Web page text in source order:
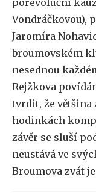
Vondráčkovou),
Jaromíra
broumovském
nesednou
Rejžkova
tvrdit, že většina
hodinkách
závěr se sluší
neustává ve
Broumova zvát